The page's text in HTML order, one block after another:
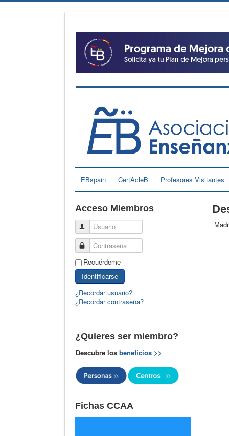
EBspain CertAcleB Profesores Visitantes
Acceso Miembros
Usuario
Contraseña
Recuérdeme
Identificarse
¿Recordar usuario?
¿Recordar contraseña?
¿Quieres ser miembro?
Descubre los beneficios >>
Fichas CCAA